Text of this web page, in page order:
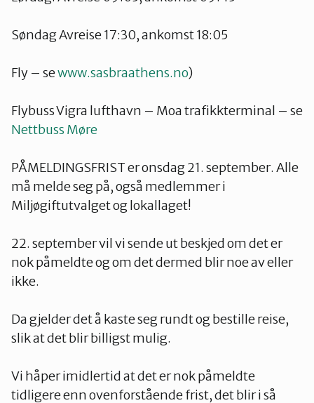
Søndag Avreise 17:30, ankomst 18:05
Fly – sewww.sasbraathens.no)
Flybuss Vigra lufthavn – Moa trafikkterminal – se
Nettbuss Møre
PÅMELDINGSFRIST er onsdag 21. september. Alle
må melde seg på, også medlemmer i
Miljøgiftutvalget og lokallaget!
22. september vil vi sende ut beskjed om det er
nok påmeldte og om det dermed blir noe av eller
ikke.
Da gjelder det å kaste seg rundt og bestille reise,
slik at det blir billigst mulig.
Vi håper imidlertid at det er nok påmeldte
tidligere enn ovenforstående frist, det blir i så